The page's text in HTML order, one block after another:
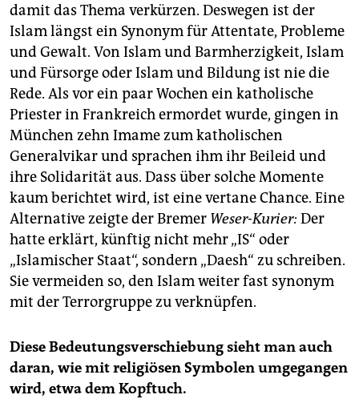
damit das Thema verkürzen. Deswegen ist der
Islam längst ein Synonym für Attentate, Probleme
und Gewalt. Von Islam und Barmherzigkeit, Islam
und Fürsorge oder Islam und Bildung ist nie die
Rede. Als vor ein paar Wochen ein katholische
Priester in Frankreich ermordet wurde, gingen in
München zehn Imame zum katholischen
Generalvikar und sprachen ihm ihr Beileid und
ihre Solidarität aus. Dass über solche Momente
kaum berichtet wird, ist eine vertane Chance. Eine
Alternative zeigte der Bremer Weser-Kurier: Der
hatte erklärt, künftig nicht mehr „IS“ oder
„Islamischer Staat“, sondern „Daesh“ zu schreiben.
Sie vermeiden so, den Islam weiter fast synonym
mit der Terrorgruppe zu verknüpfen.
Diese Bedeutungsverschiebung sieht man auch
daran, wie mit religiösen Symbolen umgegangen
wird, etwa dem Kopftuch.